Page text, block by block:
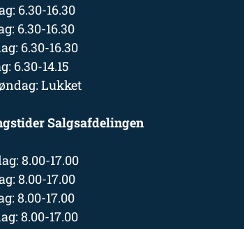
6.30-16.30
6.30-16.30
6.30-16.30
6.30-14.15
Lukket
Salgsafdelingen
8.00-17.00
8.00-17.00
8.00-17.00
8.00-17.00